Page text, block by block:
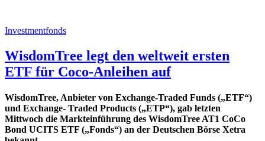
Investmentfonds
WisdomTree legt den weltweit ersten
ETF für Coco-Anleihen auf
WisdomTree, Anbieter von Exchange-Traded Funds („ETF“)
und Exchange- Traded Products („ETP“), gab letzten
Mittwoch die Markteinführung des WisdomTree AT1 CoCo
Bond UCITS ETF („Fonds“) an der Deutschen Börse Xetra